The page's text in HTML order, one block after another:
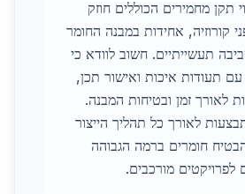
תקן מחמירים הכוללים חוזק
קורוזיה, אחידות במבנה החומר
תעשייתיים. חשוב לוודא כי
תעודות איכות ואישור תכן,
לאורך זמן ובטיחות המבנה.
לאורך כל תהליך הייצור
חומרים ברמה הגבוהה
לפרויקטים מורכבים.